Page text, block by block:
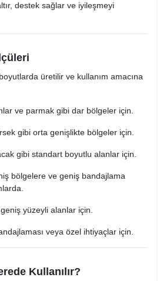
destek sağlar ve iyileşmeyi
üretilir ve kullanım amacına
ve parmak gibi dar bölgeler için.
gibi orta genişlikte bölgeler için.
gibi standart boyutlu alanlar için.
bölgelere ve geniş bandajlama
yüzeyli alanlar için.
veya özel ihtiyaçlar için.
Kullanılır?